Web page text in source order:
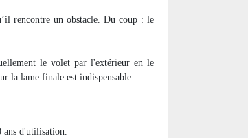
rencontre un obstacle. Du coup : le
le volet par l'extérieur en le
la lame finale est indispensable.
ans d'utilisation.